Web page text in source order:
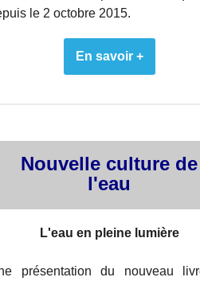
le 2 octobre 2015.
En savoir +
Nouvelle culture de
l'eau
L'eau en pleine lumière
présentation du nouveau